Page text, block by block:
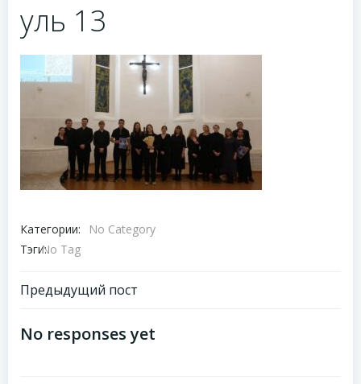
уль 13
Категории:
No Category
Тэги:No Tag
Навигация
по
Предыдущий пост
No responses yet